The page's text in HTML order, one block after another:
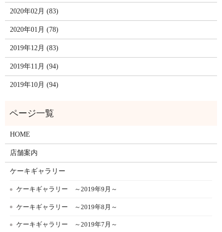
2020年02月 (83)
2020年01月 (78)
2019年12月 (83)
2019年11月 (94)
2019年10月 (94)
HOME
店舗案内
ケーキギャラリー
ケーキギャラリー ～2019年9月～
ケーキギャラリー ～2019年8月～
ケーキギャラリー ～2019年7月～